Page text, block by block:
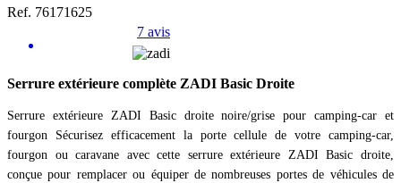
Ref. 76171625
7 avis
Serrure extérieure complète ZADI Basic Droite
Serrure extérieure ZADI Basic droite noire/grise pour camping-car et
fourgon Sécurisez efficacement la porte cellule de votre camping-car,
fourgon ou caravane avec cette serrure extérieure ZADI Basic droite,
conçue pour remplacer ou équiper de nombreuses portes de véhicules de